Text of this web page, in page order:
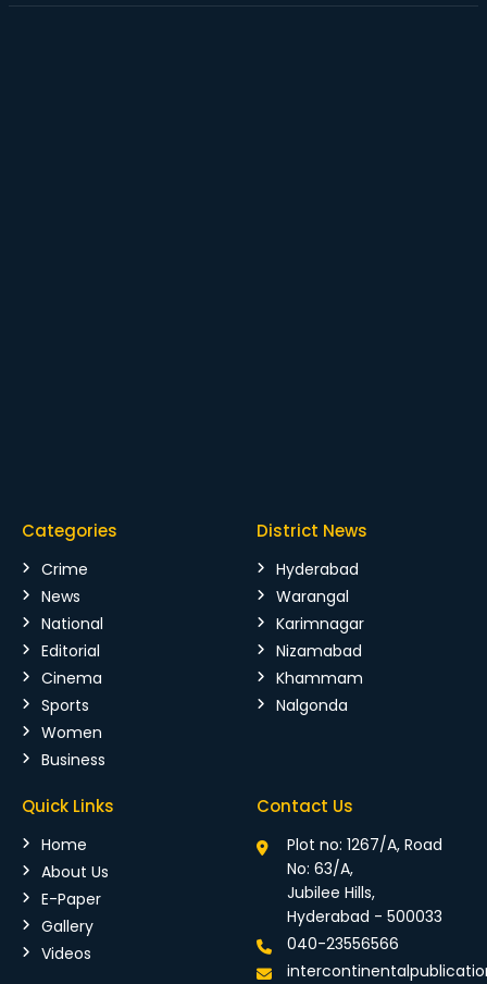
Categories
Crime
News
National
Editorial
Cinema
Sports
Women
Business
District News
Hyderabad
Warangal
Karimnagar
Nizamabad
Khammam
Nalgonda
Quick Links
Home
About Us
E-Paper
Gallery
Videos
Contact Us
Plot no: 1267/A, Road
No: 63/A,
Jubilee Hills,
Hyderabad - 500033
040-23556566